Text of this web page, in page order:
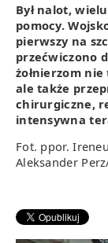
Był nalot,
pomocy.
pierwszy na
przećwiczono
żołnierzom
ale także
chirurgiczne,
intensywna
Fot. ppor.
Aleksander